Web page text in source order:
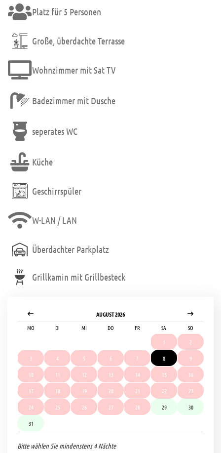
Platz für 5 Personen
Große, überdachte Terrasse
Wohnzimmer mit Sat TV
Badezimmer mit Dusche
seperates WC
Küche
Geschirrspüler
W-LAN / LAN
Überdachter Parkplatz
Grillkamin mit Grillbesteck
AUGUST 2026
MO
DI MI DO FR SA
SO
1
2
3 4 5 6 7 8 9
10 11 12 13 14 15 16
17 18 19 20 21 22 23
24 25 26 27 28 29 30
31
Bitte wählen Sie mindenstens 4 Nächte